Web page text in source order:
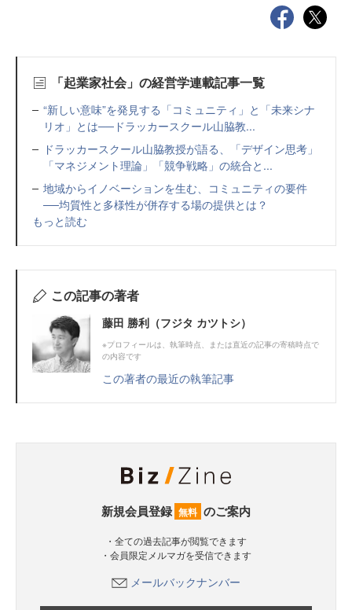
「起業家社会」の経営学連載記事一覧
“新しい意味”を発見する「コミュニティ」と「未来シナ
リオ」とは──ドラッカースクール山脇教...
ドラッカースクール山脇教授が語る、「デザイン思考」
「マネジメント理論」「競争戦略」の統合と...
地域からイノベーションを生む、コミュニティの要件
──均質性と多様性が併存する場の提供とは？
もっと読む
この記事の著者
藤田 勝利（フジタ カツトシ）
※プロフィールは、執筆時点、または直近の記事の寄稿時点で
の内容です
この著者の最近の執筆記事
新規会員登録 無料 のご案内
・全ての過去記事が閲覧できます
・会員限定メルマガを受信できます
メールバックナンバー